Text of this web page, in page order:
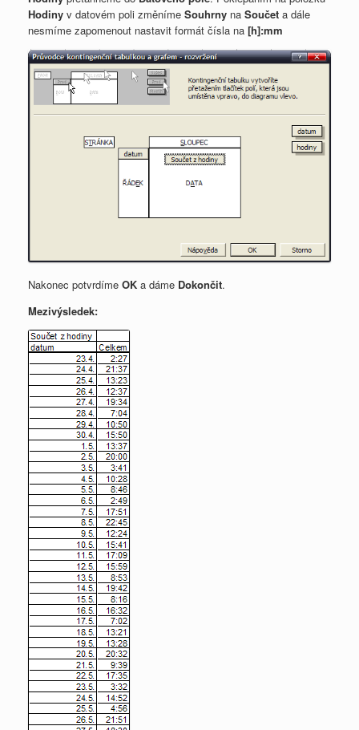
Hodiny v datovém poli změníme Souhrny na Součet a dále
nesmíme zapomenout nastavit formát čísla na [h]:mm
Nakonec potvrdíme OK a dáme Dokončit.
Mezivýsledek: